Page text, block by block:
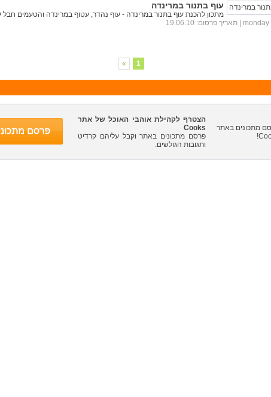
עוף בתנור במרינדה
מתכון להכנת עוף בתנור במרינדה - עוף נהדר, עטוף במרינדה והטעמים חבל
monday | תאריך פרסום: 19.06.10
1
»
הצטרף לקהילת אוהבי האוכל של אתר
Cooks
פרסם מתכונים באתר וקבל עליהם קרדיט
ותגובות הגולשים.